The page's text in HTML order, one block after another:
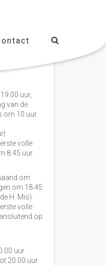
uur,
van de
om 10 uur
volle
8:45 uur.
om
om 18.45
H. Mis).
volle
op
uur
20.00 uur